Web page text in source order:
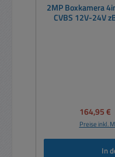
2MP Boxkamera
CVBS 12V-24V
164,95 €
Preise inkl.
In